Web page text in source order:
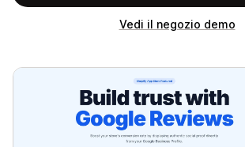
Vedi il negozio demo